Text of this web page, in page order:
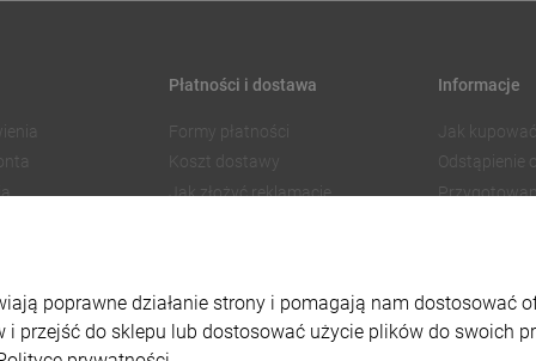
Płatności i dostawa
Formy płatności
Koszt dostawy
Jak złożyć reklamację
Informacje
Jak
Odstąpienie
Ustawienia
poprawne działanie strony i pomagają nam dostosować
przejść do sklepu lub dostosować użycie plików do swoich